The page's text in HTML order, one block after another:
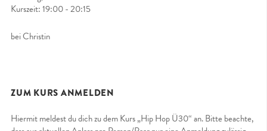
Kurszeit: 19:00 - 20:15
bei Christin
ZUM KURS ANMELDEN
Hiermit meldest du dich zu dem Kurs „Hip Hop Ü30“ an. Bitte beachte,